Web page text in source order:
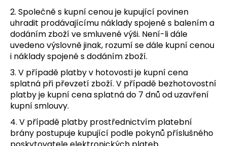
2. Společně s kupní cenou je kupující povinen
uhradit prodávajícímu náklady spojené s balením a
dodáním zboží ve smluvené výši. Není-li dále
uvedeno výslovně jinak, rozumí se dále kupní cenou
i náklady spojené s dodáním zboží.
3. V případě platby v hotovosti je kupní cena
splatná při převzetí zboží. V případě bezhotovostní
platby je kupní cena splatná do 7 dnů od uzavření
kupní smlouvy.
4. V případě platby prostřednictvím platební
brány postupuje kupující podle pokynů příslušného